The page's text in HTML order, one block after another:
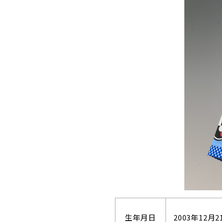
生年月日 2003年12月